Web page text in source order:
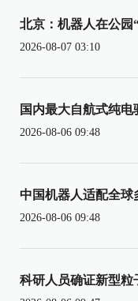
北京：机器人在公园
2026-08-07 03:10
国内最大自航式纯
2026-08-06 09:48
中国机器人适配全球
2026-08-06 09:48
科研人员确证新型粒